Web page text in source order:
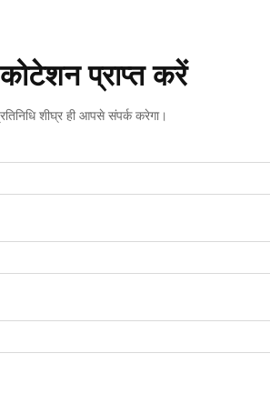
प्राप्त करें
शीघ्र ही आपसे संपर्क करेगा।